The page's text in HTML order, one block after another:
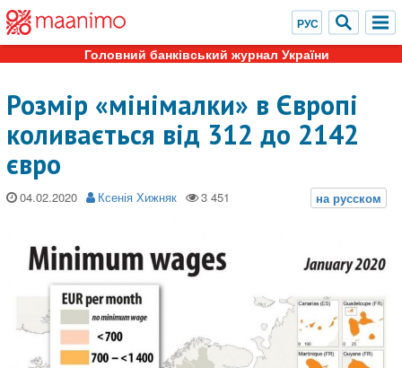
Головний банківський журнал України
Розмір «мінімалки» в Європі
коливається від 312 до 2142
євро
04.02.2020 Ксенія Хижняк